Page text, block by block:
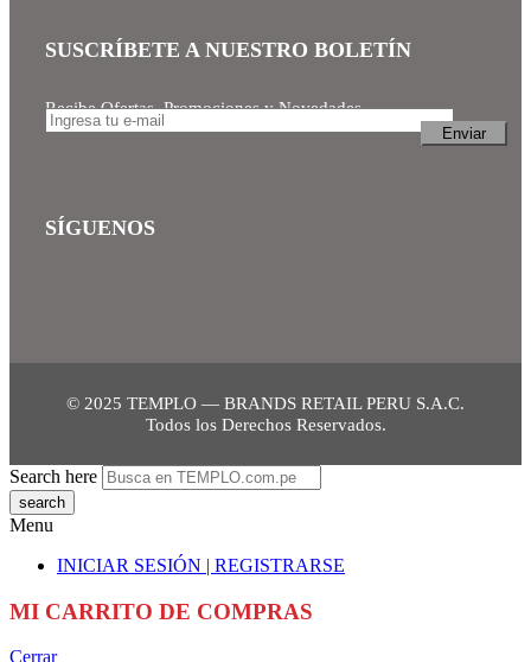
SUSCRÍBETE A NUESTRO BOLETÍN
Recibe Ofertas, Promociones y Novedades
SÍGUENOS
© 2025 TEMPLO — BRANDS RETAIL PERU S.A.C.
Todos los Derechos Reservados.
Search here
Menu
INICIAR SESIÓN | REGISTRARSE
MI CARRITO DE COMPRAS
Cerrar